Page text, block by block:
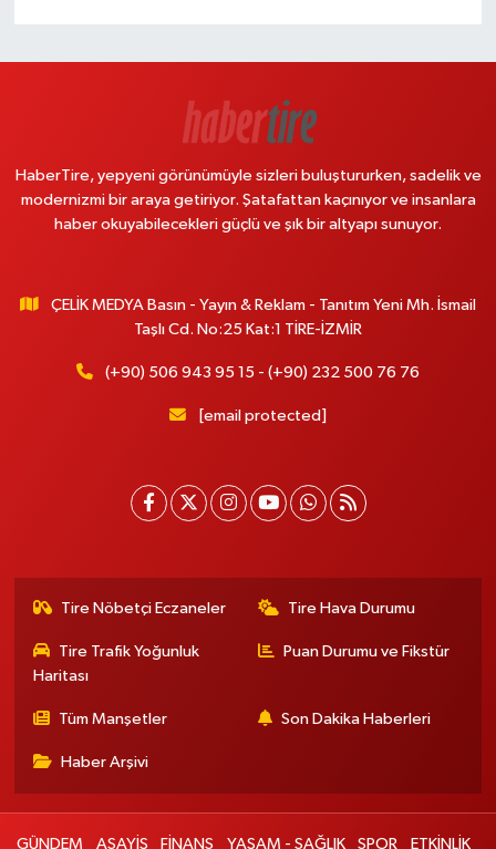
HaberTire, yepyeni görünümüyle sizleri buluştururken, sadelik ve
modernizmi bir araya getiriyor. Şatafattan kaçınıyor ve insanlara
haber okuyabilecekleri güçlü ve şık bir altyapı sunuyor.
ÇELİK MEDYA Basın - Yayın & Reklam - Tanıtım Yeni Mh. İsmail
Taşlı Cd. No:25 Kat:1 TİRE-İZMİR
(+90) 506 943 95 15 - (+90) 232 500 76 76
[email protected]
Tire Nöbetçi Eczaneler Tire Hava Durumu
Tire Trafik Yoğunluk
Haritası
Puan Durumu ve Fikstür
Tüm Manşetler Son Dakika Haberleri
Haber Arşivi
GÜNDEM ASAYİŞ FİNANS YAŞAM - SAĞLIK SPOR ETKİNLİK